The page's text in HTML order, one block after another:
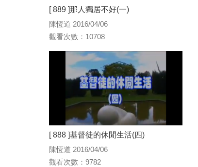
[ 889 ]那人獨居不好(一)
陳恆道 2016/04/06
觀看次數：10708
[ 888 ]基督徒的休閒生活(四)
陳恆道 2016/04/06
觀看次數：9782